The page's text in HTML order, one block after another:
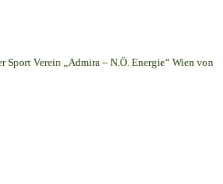
Sport Verein „Admira – N.Ö. Energie“ Wien von